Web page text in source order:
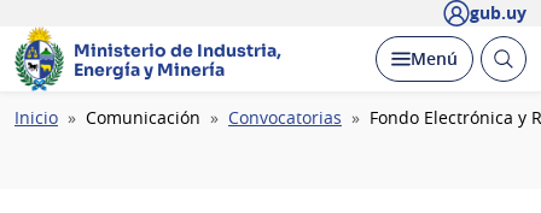
gub.uy
Ministerio de Industria,
Energía y Minería
Desplegar
Menú Abrir
Ruta
Inicio Comunicación Convocatorias Fondo Electrónica y